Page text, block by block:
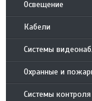
Освещение
Кабели
Системы
Охранные и
Системы